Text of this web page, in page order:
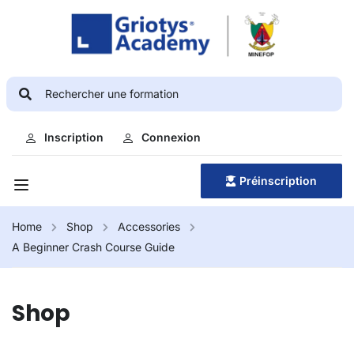
Inscription Connexion
Préinscription
Home Shop
Accessories
A Beginner Crash Course Guide
Shop